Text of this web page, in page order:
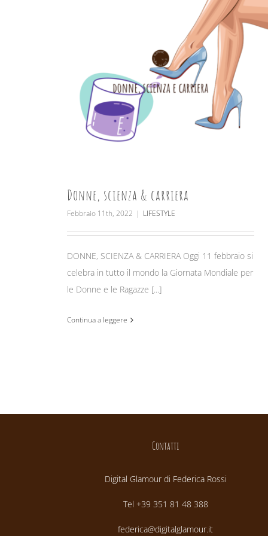
Donne, scienza & carriera
Febbraio 11th, 2022 | LIFESTYLE
DONNE, SCIENZA & CARRIERA Oggi 11 febbraio si
celebra in tutto il mondo la Giornata Mondiale per
le Donne e le Ragazze [...]
Continua a leggere
Contatti
Digital Glamour di Federica Rossi
Tel +39 351 81 48 388
federica@digitalglamour.it